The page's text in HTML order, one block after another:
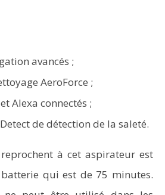
avancés ;
AeroForce ;
Alexa connectés ;
de détection de la saleté.
à cet aspirateur est
qui est de 75 minutes.